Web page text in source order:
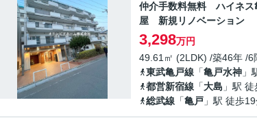
仲介手数料無料 ハイネ
屋 新規リノベーション
3,298万円
49.61㎡ (2LDK) /築46年 /6
東武亀戸線 「亀戸水神 」
都営新宿線 「大島 」駅
総武線 「亀戸 」駅 徒歩